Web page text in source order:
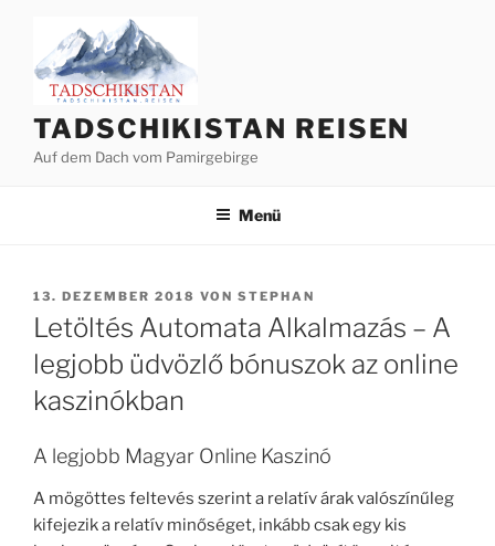
springen
TADSCHIKISTAN REISEN
Auf dem Dach vom Pamirgebirge
Menü
VERÖFFENTLICHT
AM
13. DEZEMBER 2018 VON STEPHAN
Letöltés Automata Alkalmazás – A
legjobb üdvözlő bónuszok az online
kaszinókban
A legjobb Magyar Online Kaszinó
A mögöttes feltevés szerint a relatív árak valószínűleg
kifejezik a relatív minőséget, inkább csak egy kis